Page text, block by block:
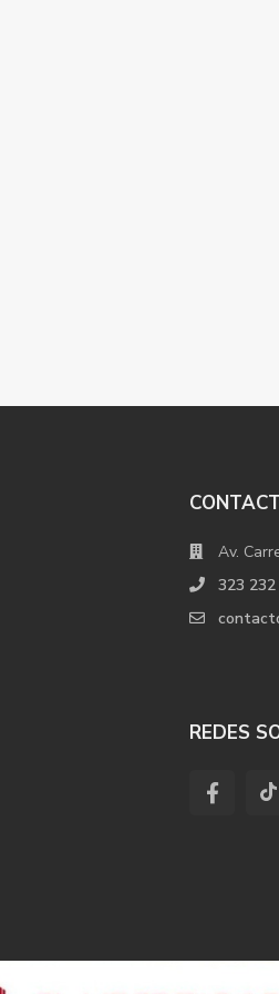
Av.
323
REDES